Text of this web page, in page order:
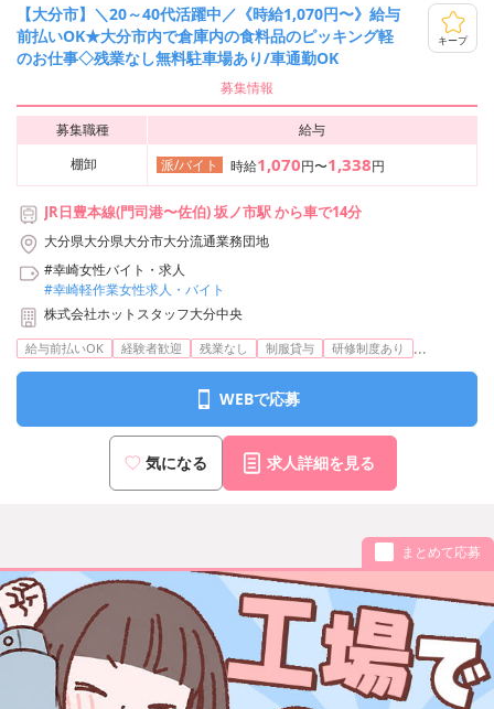
【大分市】＼20～40代活躍中／《時給1,070円〜》給与
前払いOK★大分市内で倉庫内の食料品のピッキング軽
のお仕事◇残業なし無料駐車場あり/車通勤OK
キープ
募集情報
募集職種
給与
棚卸
派/バイト 時給1,070円〜1,338円
JR日豊本線(門司港〜佐伯) 坂ノ市駅 から車で14分
大分県大分県大分市大分流通業務団地
#幸崎女性バイト・求人
#幸崎軽作業女性求人・バイト
株式会社ホットスタッフ大分中央
給与前払いOK 経験者歓迎 残業なし 制服貸与 研修制度あり ...
WEBで応募
気になる 求人詳細を見る
まとめて応募